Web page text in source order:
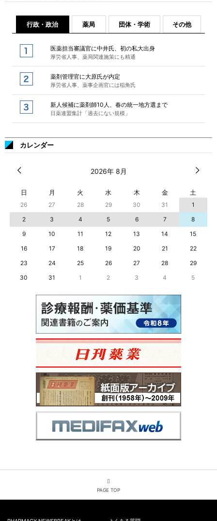
行政・政治 薬局 団体・学術 その他
医薬担当審議官に中井氏、初の私大出身
厚労省人事、薬局関連施策にも精通
薬剤管理官に大原氏が内定
厚労省人事、薬事企画官には稲角氏
新人候補に薬剤師10人、春の統一地方選まで
日薬連盟集計「過去にない規模」
カレンダー
2026年 8月
日 月 火 水 木 金 土
26 27 28 29 30 31
1
2
3 4 5 6 7
8
9
10 11 12 13 14
15
16
17 18 19 20 21
22
23
24 25 26 27 28
29
30
31 1 2 3 4 5
PAGE TOP